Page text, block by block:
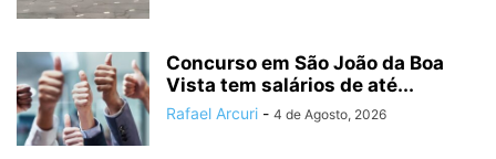
Concurso em São João da Boa
Vista tem salários de até...
Rafael Arcuri - 4 de Agosto, 2026